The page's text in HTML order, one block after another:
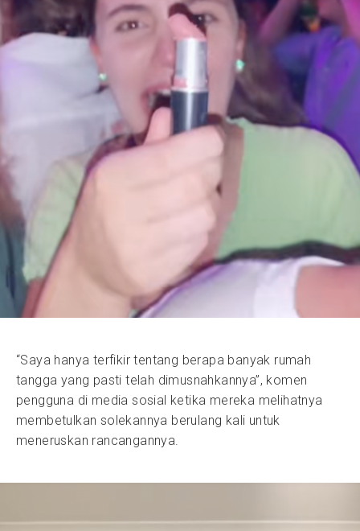
“Saya hanya terfikir tentang berapa banyak rumah
tangga yang pasti telah dimusnahkannya”, komen
pengguna di media sosial ketika mereka melihatnya
membetulkan solekannya berulang kali untuk
meneruskan rancangannya.